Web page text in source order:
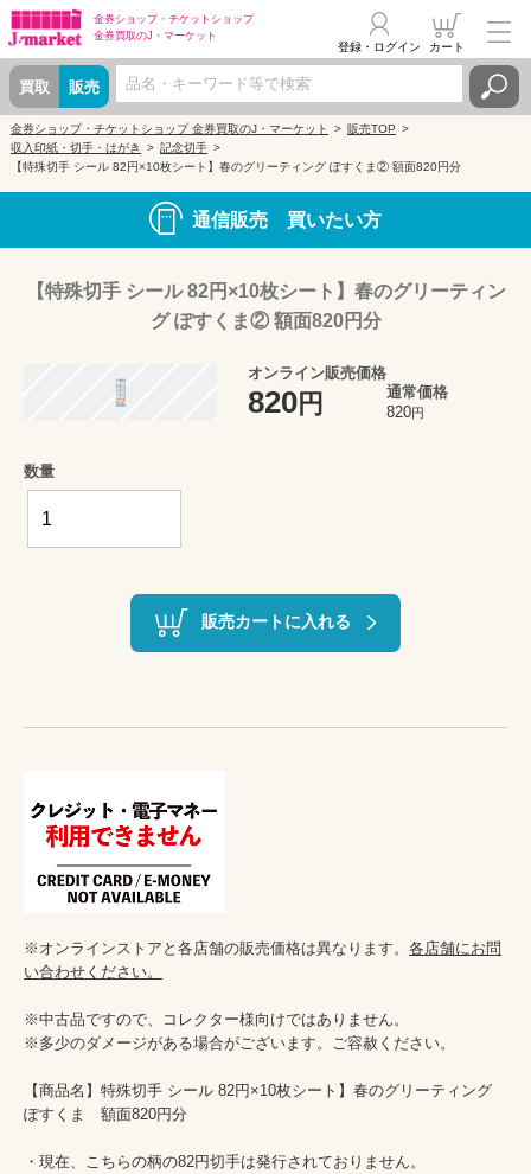
金券ショップ・ チケットショップ
金券買取のJ・マーケット
買取 販売
登録・ログイン カート
金券ショップ・チケットショップ 金券買取のJ・マーケット
販売TOP
収入印紙・切手・はがき
記念切手
【特殊切手 シール 82円×10枚シート】春のグリーティング ぽすくま② 額面820円分
通信販売 買いたい方
【特殊切手 シール 82円×10枚シート】春のグリーティン
グ ぽすくま② 額面820円分
オンライン販売価格
820円
通常価格
820円
数量
販売カートに入れる
※オンラインストアと各店舗の販売価格は異なります。 各店舗にお問
い合わせください。
※中古品ですので、コレクター様向けではありません。
※多少のダメージがある場合がございます。ご容赦ください。
【商品名】特殊切手 シール 82円×10枚シート】春のグリーティング
ぽすくま　額面820円分
・現在、こちらの柄の82円切手は発行されておりません。